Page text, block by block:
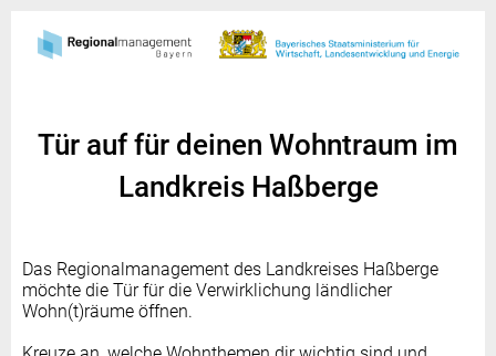
Tür auf für deinen Wohntraum im
Landkreis Haßberge
Das Regionalmanagement des Landkreises Haßberge
möchte die Tür für die Verwirklichung ländlicher
Wohn(t)räume öffnen.